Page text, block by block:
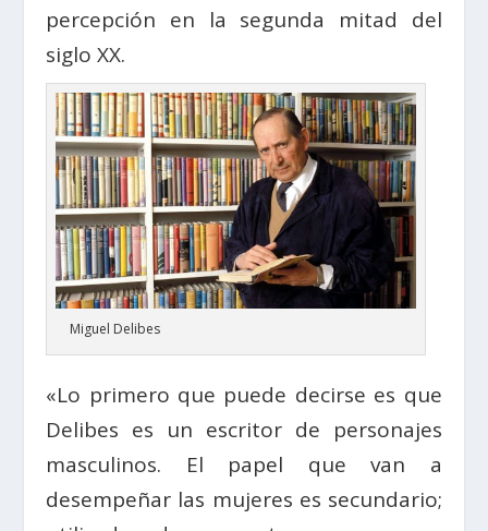
percepción en la segunda mitad del
siglo XX.
Miguel Delibes
«Lo primero que puede decirse es que
Delibes es un escritor de personajes
masculinos. El papel que van a
desempeñar las mujeres es secundario;